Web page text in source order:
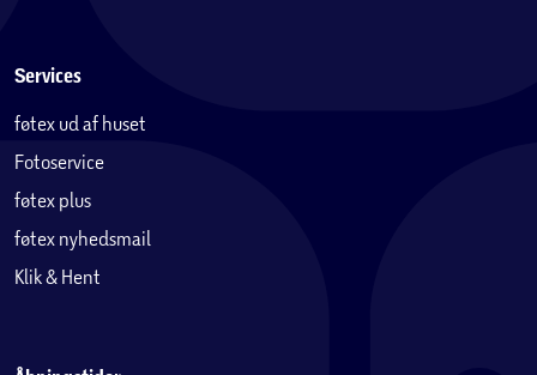
Services
føtex ud af huset
Fotoservice
føtex plus
føtex nyhedsmail
Klik & Hent